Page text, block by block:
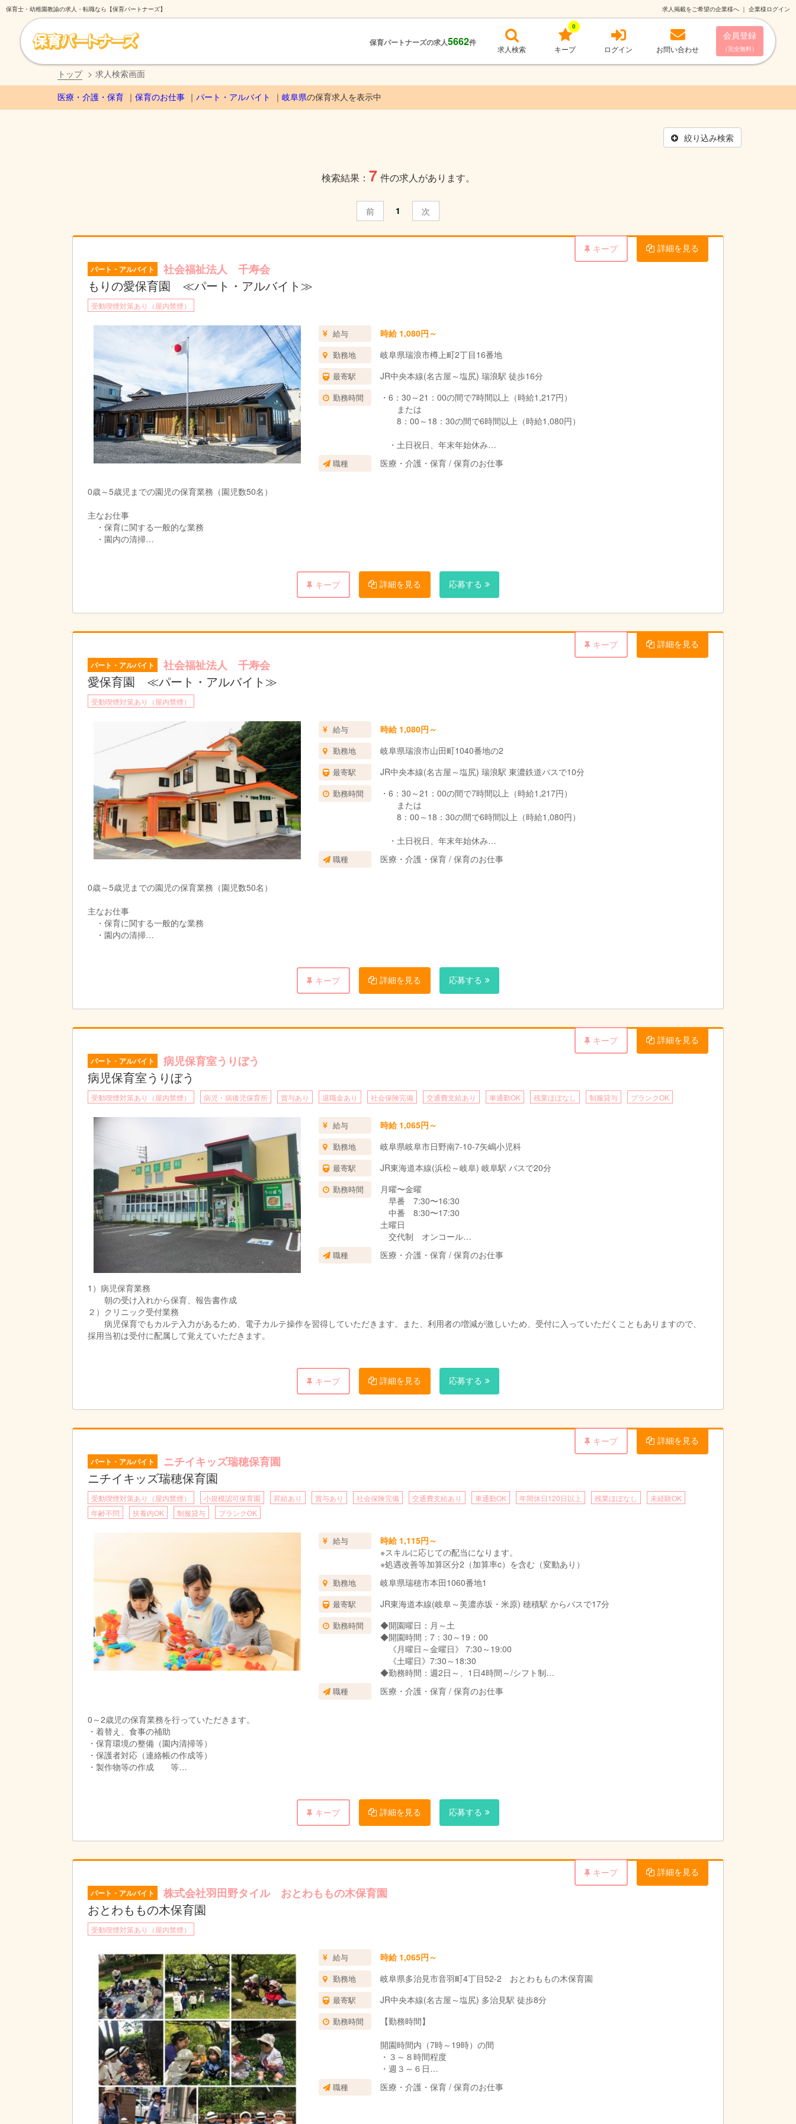
保育士・幼稚園教諭の求人・転職なら【保育パートナーズ】 求人掲載をご希望の企業様へ ｜ 企業様ログイン
保育パートナーズの求人5662件
求人検索 キープ
0
ログイン お問い合わせ
会員登録
（完全無料）
トップ 求人検索画面
医療・介護・保育 保育のお仕事 パート・アルバイト 岐阜県の保育求人を表示中
絞り込み検索
検索結果： 7 件の求人があります。
前 1 次
キープ 詳細を見る
パート・アルバイト 社会福祉法人 千寿会
もりの愛保育園 ≪パート・アルバイト≫
受動喫煙対策あり（屋内禁煙）
給与 時給 1,080円～
勤務地 岐阜県瑞浪市樽上町2丁目16番地
最寄駅 JR中央本線(名古屋～塩尻) 瑞浪駅 徒歩16分
勤務時間
・6：30～21：00の間で7時間以上（時給1,217円）
または
8：00～18：30の間で6時間以上（時給1,080円）
・土日祝日、年末年始休み
・就業時間、応相談
・社会保険加入もOK
職種 医療・介護・保育 / 保育のお仕事
0歳～5歳児までの園児の保育業務（園児数50名）
主なお仕事
・保育に関する一般的な業務
・園内の清掃
♪♪♪ お散歩や食育活動、野菜の収穫、運営する老人ホームとの行事等が特色です ♪♪♪
キープ
詳細を見る 応募する
キープ 詳細を見る
パート・アルバイト 社会福祉法人 千寿会
愛保育園 ≪パート・アルバイト≫
受動喫煙対策あり（屋内禁煙）
給与 時給 1,080円～
勤務地 岐阜県瑞浪市山田町1040番地の2
最寄駅 JR中央本線(名古屋～塩尻) 瑞浪駅 東濃鉄道バスで10分
勤務時間
・6：30～21：00の間で7時間以上（時給1,217円）
または
8：00～18：30の間で6時間以上（時給1,080円）
・土日祝日、年末年始休み
・就業時間、応相談
・社会保険加入もOK
職種 医療・介護・保育 / 保育のお仕事
0歳～5歳児までの園児の保育業務（園児数50名）
主なお仕事
・保育に関する一般的な業務
・園内の清掃
♪♪♪ お散歩や食育活動、野菜の収穫、運営する老人ホームとの行事等が特色です ♪♪♪
キープ
詳細を見る 応募する
キープ 詳細を見る
パート・アルバイト 病児保育室うりぼう
病児保育室うりぼう
受動喫煙対策あり（屋内禁煙） 病児・病後児保育所 賞与あり 退職金あり 社会保険完備 交通費支給あり 車通勤OK 残業ほぼなし 制服貸与 ブランクOK
給与 時給 1,065円～
勤務地 岐阜県岐阜市日野南7-10-7矢嶋小児科
最寄駅 JR東海道本線(浜松～岐阜) 岐阜駅 バスで20分
勤務時間
月曜〜金曜
早番 7:30〜16:30
中番 8:30〜17:30
土曜日
交代制 オンコール
利用があれば出勤となりますが、頻度は少ないです
職種 医療・介護・保育 / 保育のお仕事
1）病児保育業務
朝の受け入れから保育、報告書作成
２）クリニック受付業務
病児保育でもカルテ入力があるため、電子カルテ操作を習得していただきます。また、利用者の増減が激しいため、受付に入っていただくこともありますので、
採用当初は受付に配属して覚えていただきます。
キープ 詳細を見る 応募する
キープ 詳細を見る
パート・アルバイト ニチイキッズ瑞穂保育園
ニチイキッズ瑞穂保育園
受動喫煙対策あり（屋内禁煙） 小規模認可保育園 昇給あり 賞与あり 社会保険完備 交通費支給あり 車通勤OK 年間休日120日以上 残業ほぼなし
未経験OK
年齢不問
扶養内OK 制服貸与 ブランクOK
給与
時給 1,115円～
※スキルに応じての配当になります。
※処遇改善等加算区分2（加算率c）を含む（変動あり）
勤務地 岐阜県瑞穂市本田1060番地1
最寄駅 JR東海道本線(岐阜～美濃赤坂・米原) 穂積駅 からバスで17分
勤務時間
◆開園曜日：月～土
◆開園時間：7：30～19：00
《月曜日～金曜日》 7:30～19:00
《土曜日》7:30～18:30
◆勤務時間：週2日～、1日4時間～/シフト制
※早番又は遅番のどちらかが出来る方
職種 医療・介護・保育 / 保育のお仕事
0～2歳児の保育業務を行っていただきます。
・着替え、食事の補助
・保育環境の整備（園内清掃等）
・保護者対応（連絡帳の作成等）
・製作物等の作成 等
キープ
詳細を見る 応募する
キープ 詳細を見る
パート・アルバイト 株式会社羽田野タイル おとわももの木保育園
おとわももの木保育園
受動喫煙対策あり（屋内禁煙）
給与 時給 1,065円～
勤務地 岐阜県多治見市音羽町4丁目52-2 おとわももの木保育園
最寄駅 JR中央本線(名古屋～塩尻) 多治見駅 徒歩8分
勤務時間
【勤務時間】
開園時間内（7時～19時）の間
・３～８時間程度
・週３～６日
職種 医療・介護・保育 / 保育のお仕事